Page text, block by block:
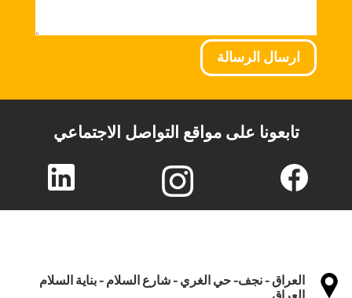
ارسال الرسالة
تابعونا على مواقع التواصل الاجتماعي
العراق - نجف- حي الغري - شارع السلام - بناية السلام